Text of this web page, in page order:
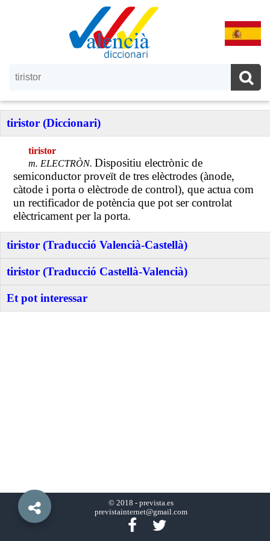
tiristor (Diccionari)
tiristor
m. ELECTRÒN. Dispositiu electrònic de
semiconductor proveït de tres elèctrodes (ànode,
càtode i porta o elèctrode de control), que actua com
un rectificador de potència que pot ser controlat
elèctricament per la porta.
tiristor (Traducció Valencià-Castellà)
tiristor (Traducció Castellà-Valencià)
Et pot interessar
© 2018 - prevista.es
previstainternet@gmail.com